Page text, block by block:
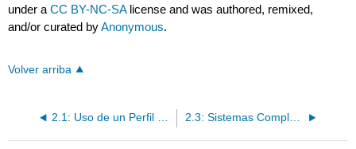
under aCC BY-NC-SA license and was authored, remixed,
and/or curated byAnonymous.
Volver arriba
2.1: Uso de un Perfil de Proyecto 2.3: Sistemas Complejos y el Índice de Complejidad Darnall-Preston